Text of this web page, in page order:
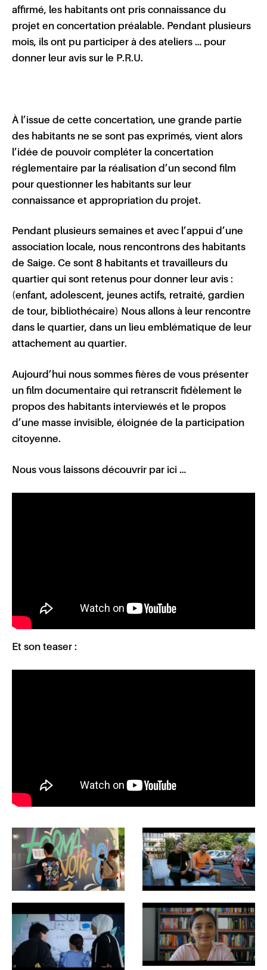
affirmé, les habitants ont pris connaissance du
projet en concertation préalable. Pendant plusieurs
mois, ils ont pu participer à des ateliers … pour
donner leur avis sur le P.R.U.
À l’issue de cette concertation, une grande partie
des habitants ne se sont pas exprimés, vient alors
l’idée de pouvoir compléter la concertation
réglementaire par la réalisation d’un second film
pour questionner les habitants sur leur
connaissance et appropriation du projet.
Pendant plusieurs semaines et avec l’appui d’une
association locale, nous rencontrons des habitants
de Saige. Ce sont 8 habitants et travailleurs du
quartier qui sont retenus pour donner leur avis :
(enfant, adolescent, jeunes actifs, retraité, gardien
de tour, bibliothécaire) Nous allons à leur rencontre
dans le quartier, dans un lieu emblématique de leur
attachement au quartier.
Aujourd’hui nous sommes fières de vous présenter
un film documentaire qui retranscrit fidèlement le
propos des habitants interviewés et le propos
d’une masse invisible, éloignée de la participation
citoyenne.
Nous vous laissons découvrir par ici …
Et son teaser :